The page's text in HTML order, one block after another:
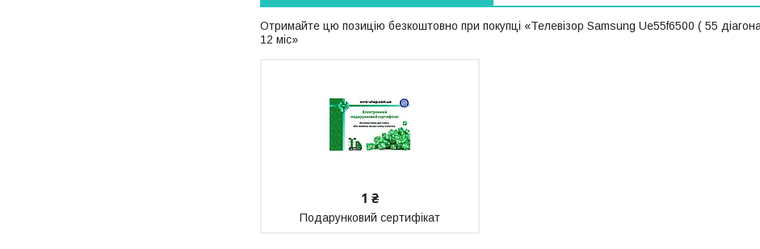
Отримайте цю позицію безкоштовно при покупці «Телевізор Samsung Ue55f6500 ( 55
12 міс»
1 ₴
Подарунковий сертифікат